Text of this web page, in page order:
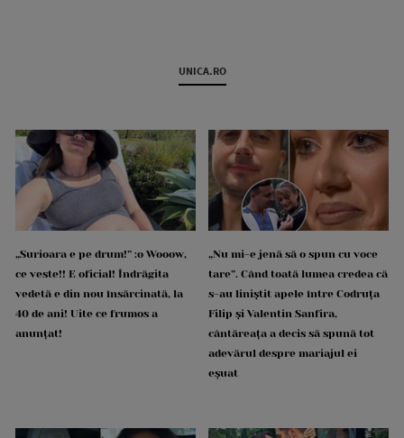
UNICA.RO
„Surioara e pe drum!” :o Wooow,
ce veste!! E oficial! Îndrăgita
vedetă e din nou însărcinată, la
40 de ani! Uite ce frumos a
anunțat!
„Nu mi-e jenă să o spun cu voce
tare”. Când toată lumea credea că
s-au liniștit apele între Codruța
Filip și Valentin Sanfira,
cântăreața a decis să spună tot
adevărul despre mariajul ei
eșuat